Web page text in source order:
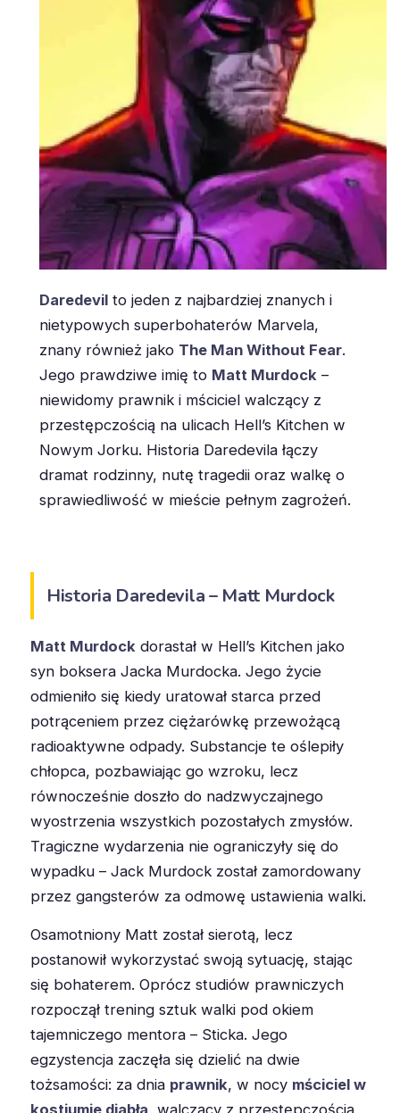
Daredevil to jeden z najbardziej znanych i
nietypowych superbohaterów Marvela,
znany również jako The Man Without Fear.
Jego prawdziwe imię to Matt Murdock –
niewidomy prawnik i mściciel walczący z
przestępczością na ulicach Hell’s Kitchen w
Nowym Jorku. Historia Daredevila łączy
dramat rodzinny, nutę tragedii oraz walkę o
sprawiedliwość w mieście pełnym zagrożeń.
Historia Daredevila – Matt Murdock
Matt Murdock dorastał w Hell’s Kitchen jako
syn boksera Jacka Murdocka. Jego życie
odmieniło się kiedy uratował starca przed
potrąceniem przez ciężarówkę przewożącą
radioaktywne odpady. Substancje te oślepiły
chłopca, pozbawiając go wzroku, lecz
równocześnie doszło do nadzwyczajnego
wyostrzenia wszystkich pozostałych zmysłów.
Tragiczne wydarzenia nie ograniczyły się do
wypadku – Jack Murdock został zamordowany
przez gangsterów za odmowę ustawienia walki.
Osamotniony Matt został sierotą, lecz
postanowił wykorzystać swoją sytuację, stając
się bohaterem. Oprócz studiów prawniczych
rozpoczął trening sztuk walki pod okiem
tajemniczego mentora – Sticka. Jego
egzystencja zaczęła się dzielić na dwie
tożsamości: za dnia prawnik, w nocy mściciel w